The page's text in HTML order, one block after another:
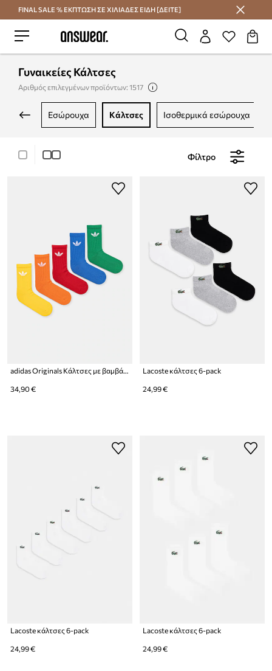
Εξοικονομήστε με το Answear Club
FINAL SALE % ΕΚΠΤΩΣΗ ΣΕ ΧΙΛΙΑΔΕΣ ΕΙΔΗ [ΔΕΙΤΕ]
Γυναικείες Κάλτσες
Αριθμός επιλεγμένων προϊόντων: 1517
εσώρουχα κάλτσες ισοθερμικά εσώρουχα
Φίλτρο
adidas Originals Κάλτσες με βαμβάκι 10-pack
34,90 €
Lacoste κάλτσες 6-pack
24,99 €
Lacoste κάλτσες 6-pack
24,99 €
Lacoste κάλτσες 6-pack
24,99 €